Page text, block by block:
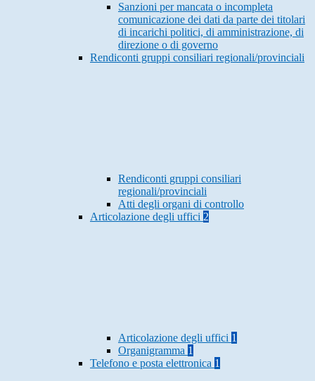
Sanzioni per mancata o incompleta
comunicazione dei dati da parte dei titolari
di incarichi politici, di amministrazione, di
direzione o di governo
Rendiconti gruppi consiliari regionali/provinciali
Rendiconti gruppi consiliari
regionali/provinciali
Atti degli organi di controllo
Articolazione degli uffici 2
Articolazione degli uffici 1
Organigramma 1
Telefono e posta elettronica 1